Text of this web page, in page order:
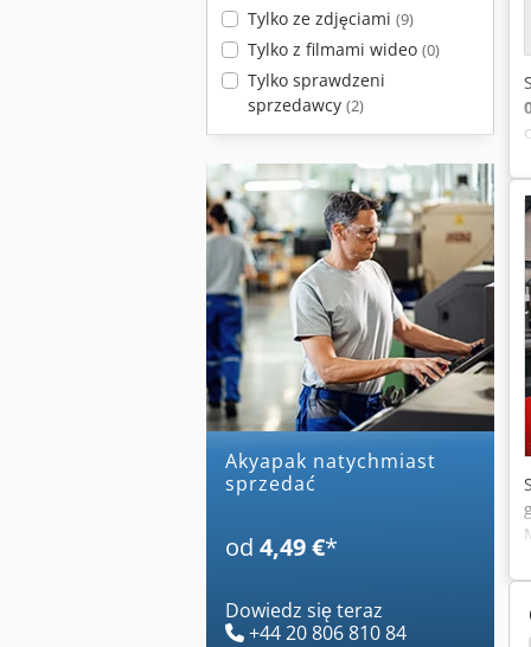
Tylko ze zdjęciami (9)
Tylko z filmami wideo (0)
Tylko sprawdzeni
sprzedawcy (2)
akyapak natychmiast
sprzedać
od 4,49 €*
Dowiedz się teraz
+44 20 806 810 84